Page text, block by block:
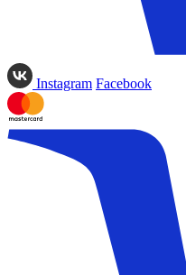
Instagram Facebook